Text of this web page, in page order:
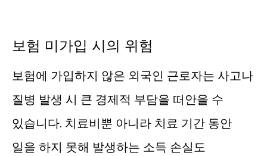
보험 미가입 시의 위험
보험에 가입하지 않은 외국인 근로자는 사고나
질병 발생 시 큰 경제적 부담을 떠안을 수
있습니다. 치료비뿐 아니라 치료 기간 동안
일을 하지 못해 발생하는 소득 손실도